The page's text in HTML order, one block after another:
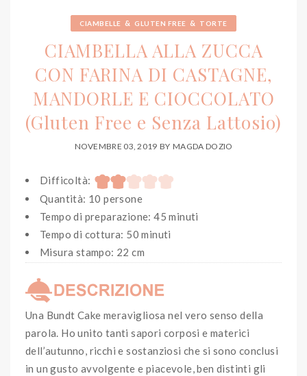
CIAMBELLE & GLUTEN FREE & TORTE
CIAMBELLA ALLA ZUCCA
CON FARINA DI CASTAGNE,
MANDORLE E CIOCCOLATO
(Gluten Free e Senza Lattosio)
NOVEMBRE 03, 2019 BY MAGDA DOZIO
Difficoltà:
Quantità: 10 persone
Tempo di preparazione: 45 minuti
Tempo di cottura: 50 minuti
Misura stampo: 22 cm
Una Bundt Cake meravigliosa nel vero senso della
parola. Ho unito tanti sapori corposi e materici
dell’autunno, ricchi e sostanziosi che si sono conclusi
in un gusto avvolgente e piacevole, ben distinti gli